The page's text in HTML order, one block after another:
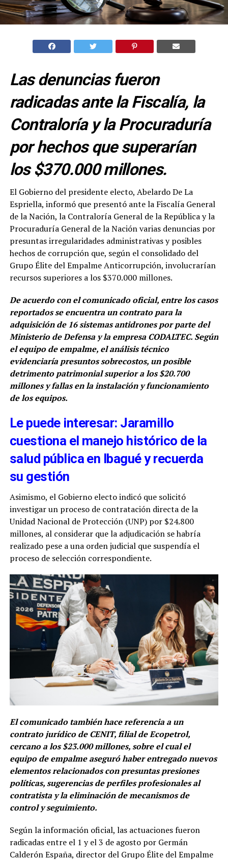
Las denuncias fueron
radicadas ante la Fiscalía, la
Contraloría y la Procuraduría
por hechos que superarían
los $370.000 millones.
El Gobierno del presidente electo, Abelardo De La
Espriella, informó que presentó ante la Fiscalía General
de la Nación, la Contraloría General de la República y la
Procuraduría General de la Nación varias denuncias por
presuntas irregularidades administrativas y posibles
hechos de corrupción que, según el consolidado del
Grupo Élite del Empalme Anticorrupción, involucrarían
recursos superiores a los $370.000 millones.
De acuerdo con el comunicado oficial, entre los casos
reportados se encuentra un contrato para la
adquisición de 16 sistemas antidrones por parte del
Ministerio de Defensa y la empresa CODALTEC. Según
el equipo de empalme, el análisis técnico
evidenciaría presuntos sobrecostos, un posible
detrimento patrimonial superior a los $20.700
millones y fallas en la instalación y funcionamiento
de los equipos.
Le puede interesar: Jaramillo
cuestiona el manejo histórico de la
salud pública en Ibagué y recuerda
su gestión
Asimismo, el Gobierno electo indicó que solicitó
investigar un proceso de contratación directa de la
Unidad Nacional de Protección (UNP) por $24.800
millones, al considerar que la adjudicación se habría
realizado pese a una orden judicial que suspendía el
proceso de selección correspondiente.
El comunicado también hace referencia a un
contrato jurídico de CENIT, filial de Ecopetrol,
cercano a los $23.000 millones, sobre el cual el
equipo de empalme aseguró haber entregado nuevos
elementos relacionados con presuntas presiones
políticas, sugerencias de perfiles profesionales al
contratista y la eliminación de mecanismos de
control y seguimiento.
Según la información oficial, las actuaciones fueron
radicadas entre el 1 y el 3 de agosto por Germán
Calderón España, director del Grupo Élite del Empalme